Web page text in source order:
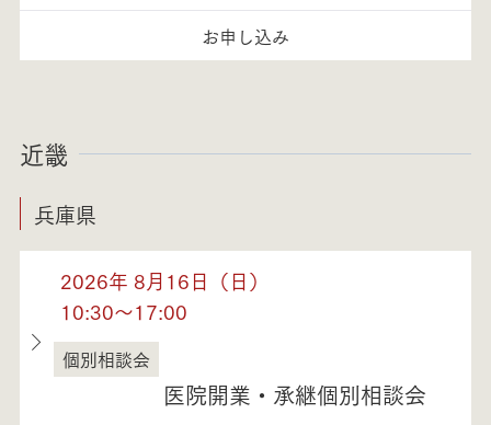
お申し込み
近畿
兵庫県
2026年 8月16日（日）
10:30～17:00
兵庫県
個別相談会
医院開業・承継個別相談会